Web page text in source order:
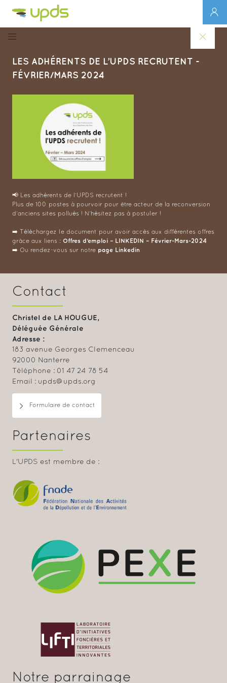
LES ADHÉRENTS DE L’UPDS RECRUTENT -
FÉVRIER/MARS 2024
📢 Les adhérents de l’UPDS recrutent !
Plus de 100 postes à pourvoir pour être acteur de la reconversion
d’anciens sites pollués ! N’hésitez pas à postuler !
➡️ Téléchargez le document pour avoir accès aux différentes offres
grâce aux liens : Offres d’emploi – LINKEDIN – Février-Mars-2024
➡️ Ou rendez-vous sur notre page Linkedin
Contact
Christel de LA HOUGUE,
Déléguée Générale
Adresse :
183 avenue Georges Clemenceau
92000 Nanterre
Téléphone : 01 47 24 78 54
Email : upds@upds.org
Formulaire de contact
Partenaires
L'UPDS est membre de :
Notre parrainage